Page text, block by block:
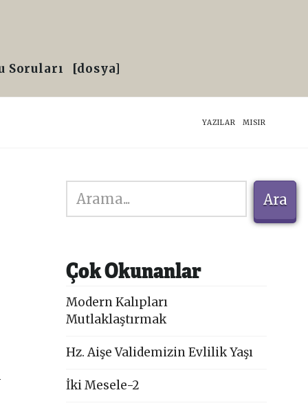
Soruları [dosya]
HOME
YAZILAR MISIR
Ara
Ara
Çok Okunanlar
Modern Kalıpları
Mutlaklaştırmak
Hz. Aişe Validemizin Evlilik Yaşı
İki Mesele-2